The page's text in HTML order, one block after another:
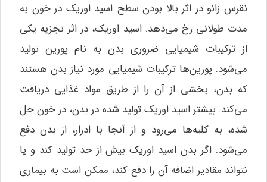
نقرس زانو در اثر بالا بودن سطح اسید اوریک در خون به
مدت طولانی رخ می‌دهد. اسید اوریک، در اثر تجزیه یکی
از ترکیبات شیمیایی ضروری بدن به نام پورین تولید
می‌شود. پورین‌ها ترکیبات شیمیایی مورد نیاز بدن هستند
که بدن، بخشی از آن را از طریق مواد غذایی دریافت
می‌کند. بیشتر اسید اوریک تولید شده در بدن، در خون حل
شده، به کلیه‌ها می‌رود و از آنجا با ادرار، از بدن دفع
می‌شود. اگر بدن اسید اوریک بیش از حد تولید کند و یا
نتواند مقادیر اضافه آن را دفع کند، ممکن است به بیماری